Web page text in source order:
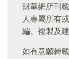
財華網所刊
人專屬所有
編、複製及
如有意願轉